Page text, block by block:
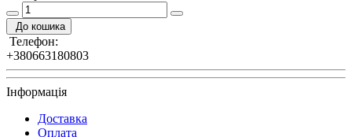
До кошика
Телефон:
+380663180803
Інформація
Доставка
Оплата